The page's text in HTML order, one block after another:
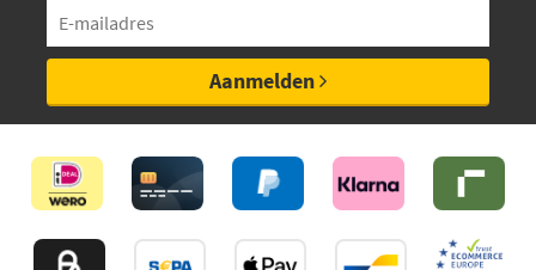
Aanmelden